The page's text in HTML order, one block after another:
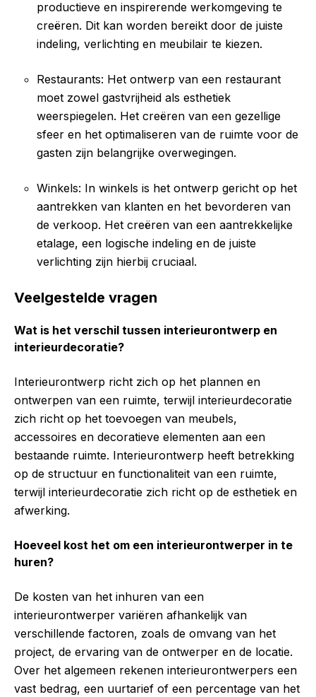
productieve en inspirerende werkomgeving te
creëren. Dit kan worden bereikt door de juiste
indeling, verlichting en meubilair te kiezen.
Restaurants: Het ontwerp van een restaurant
moet zowel gastvrijheid als esthetiek
weerspiegelen. Het creëren van een gezellige
sfeer en het optimaliseren van de ruimte voor de
gasten zijn belangrijke overwegingen.
Winkels: In winkels is het ontwerp gericht op het
aantrekken van klanten en het bevorderen van
de verkoop. Het creëren van een aantrekkelijke
etalage, een logische indeling en de juiste
verlichting zijn hierbij cruciaal.
Veelgestelde vragen
Wat is het verschil tussen interieurontwerp en
interieurdecoratie?
Interieurontwerp richt zich op het plannen en
ontwerpen van een ruimte, terwijl interieurdecoratie
zich richt op het toevoegen van meubels,
accessoires en decoratieve elementen aan een
bestaande ruimte. Interieurontwerp heeft betrekking
op de structuur en functionaliteit van een ruimte,
terwijl interieurdecoratie zich richt op de esthetiek en
afwerking.
Hoeveel kost het om een interieurontwerper in te
huren?
De kosten van het inhuren van een
interieurontwerper variëren afhankelijk van
verschillende factoren, zoals de omvang van het
project, de ervaring van de ontwerper en de locatie.
Over het algemeen rekenen interieurontwerpers een
vast bedrag, een uurtarief of een percentage van het